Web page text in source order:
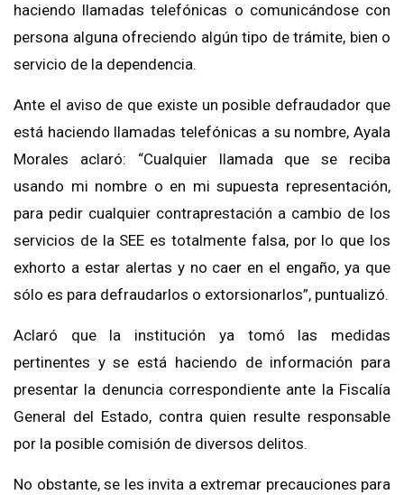
haciendo llamadas telefónicas o comunicándose con
persona alguna ofreciendo algún tipo de trámite, bien o
servicio de la dependencia.
Ante el aviso de que existe un posible defraudador que
está haciendo llamadas telefónicas a su nombre, Ayala
Morales aclaró: “Cualquier llamada que se reciba
usando mi nombre o en mi supuesta representación,
para pedir cualquier contraprestación a cambio de los
servicios de la SEE es totalmente falsa, por lo que los
exhorto a estar alertas y no caer en el engaño, ya que
sólo es para defraudarlos o extorsionarlos”, puntualizó.
Aclaró que la institución ya tomó las medidas
pertinentes y se está haciendo de información para
presentar la denuncia correspondiente ante la Fiscalía
General del Estado, contra quien resulte responsable
por la posible comisión de diversos delitos.
No obstante, se les invita a extremar precauciones para